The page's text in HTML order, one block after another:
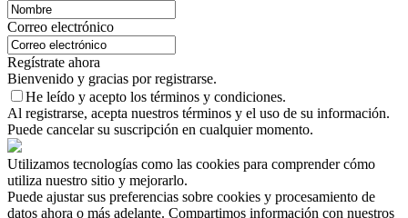
Correo electrónico
Regístrate ahora
Bienvenido y gracias por registrarse.
He leído y acepto los términos y condiciones.
Al registrarse, acepta nuestros términos y el uso de su información.
Puede cancelar su suscripción en cualquier momento.
Utilizamos tecnologías como las cookies para comprender cómo
utiliza nuestro sitio y mejorarlo.
Puede ajustar sus preferencias sobre cookies y procesamiento de
datos ahora o más adelante. Compartimos información con nuestros